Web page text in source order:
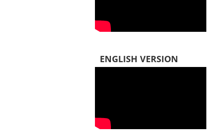
ENGLISH VERSION